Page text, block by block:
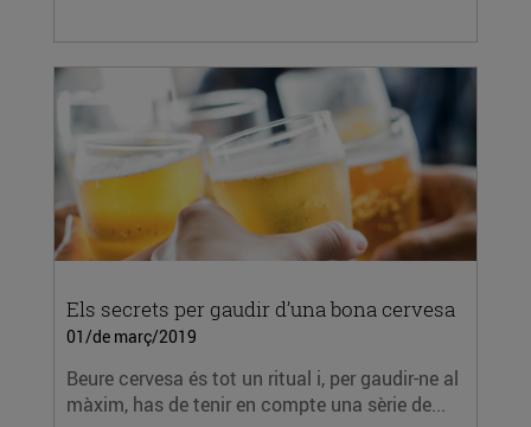
Els secrets per gaudir d’una bona cervesa
01/de març/2019
Beure cervesa és tot un ritual i, per gaudir-ne al
màxim, has de tenir en compte una sèrie de...